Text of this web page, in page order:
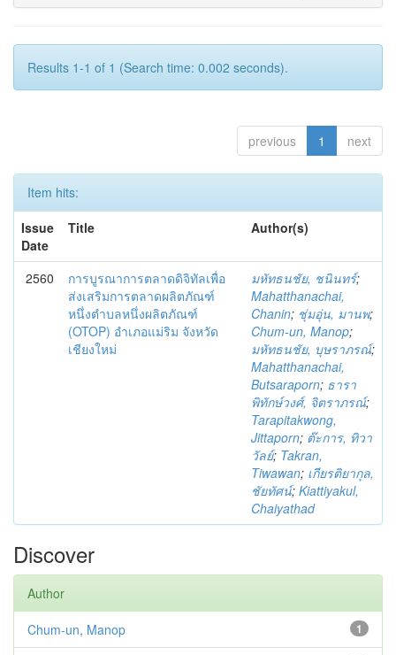
Results 1-1 of 1 (Search time: 0.002 seconds).
previous 1 next
Item hits:
Issue
Date
Title Author(s)
2560
การบูรณาการตลาดดิจิทัลเพื่อ
ส่งเสริมการตลาดผลิตภัณฑ์
หนึ่งตำบลหนึ่งผลิตภัณฑ์
(OTOP) อำเภอแม่ริม จังหวัด
เชียงใหม่
มหัทธนชัย, ชนินทร์;
Mahatthanachai,
Chanin; ชุ่มอุ่น, มานพ;
Chum-un, Manop;
มหัทธนชัย, บุษราภรณ์;
Mahatthanachai,
Butsaraporn; ธารา
พิทักษ์วงศ์, จิตราภรณ์;
Tarapitakwong,
Jittaporn; ต๊ะการ, ทิวา
วัลย์; Takran,
Tiwawan; เกียรติยากุล,
ชัยทัศน์; Kiattiyakul,
Chaiyathad
Discover
Author
1
Chum-un, Manop